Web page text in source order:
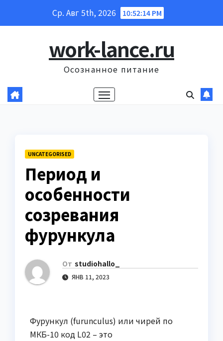
Ср. Авг 5th, 2026 10:52:15 PM
work-lance.ru
Осознанное питание
UNCATEGORISED
Период и
особенности
созревания
фурункула
От studiohallo_
ЯНВ 11, 2023
Фурункул (furunculus) или чирей по
МКБ-10 код L02 – это